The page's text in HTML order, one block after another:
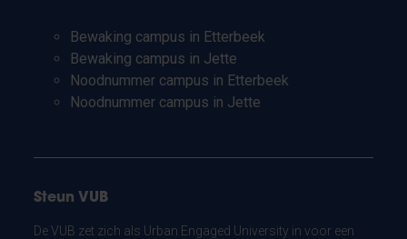
Bewaking campus in Etterbeek
Bewaking campus in Jette
Noodnummer campus in Etterbeek
Noodnummer campus in Jette
Steun VUB
De VUB zet zich als Urban Engaged University in voor een